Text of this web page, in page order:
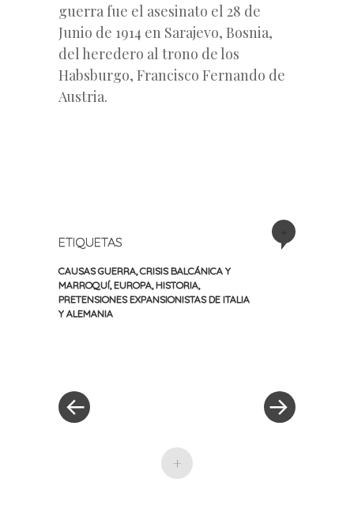
guerra fue el asesinato el 28 de
Junio de 1914 en Sarajevo, Bosnia,
del heredero al trono de los
Habsburgo, Francisco Fernando de
Austria.
ETIQUETAS
CAUSAS GUERRA ,CRISIS BALCÁNICA Y
MARROQUÍ, EUROPA HISTORIA
PRETENSIONES EXPANSIONISTAS DE ITALIA
Y ALEMANIA
entradas
+